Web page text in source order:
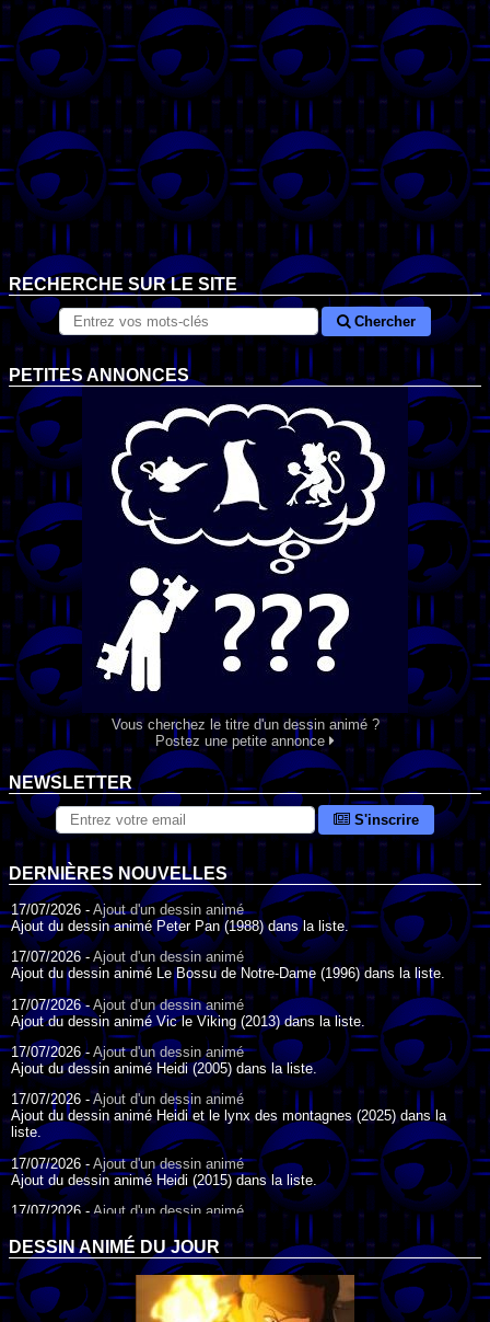
RECHERCHE SUR LE SITE
Chercher
PETITES ANNONCES
Vous cherchez le titre d'un dessin animé ?
Postez une petite annonce
NEWSLETTER
S'inscrire
DERNIÈRES NOUVELLES
17/07/2026 - Ajout d'un dessin animé
Ajout du dessin animé Peter Pan (1988) dans la liste.
17/07/2026 -Ajout d'un dessin animé
Ajout du dessin animé Le Bossu de Notre-Dame (1996) dans la liste.
17/07/2026 -Ajout d'un dessin animé
Ajout du dessin animé Vic le Viking (2013) dans la liste.
17/07/2026 - Ajout d'un dessin animé
Ajout du dessin animé Heidi (2005) dans la liste.
17/07/2026 - Ajout d'un dessin animé
Ajout du dessin animé Heidi et le lynx des montagnes (2025) dans la
liste.
17/07/2026 - Ajout d'un dessin animé
Ajout du dessin animé Heidi (2015) dans la liste.
17/07/2026 -Ajout d'un dessin animé
Ajout du dessin animé Heidi (1995) dans la liste.
09/07/2026 -Ajout d'un dessin animé
Ajout du dessin animé Genki l'Aventurier de la Chance (2006) dans la
liste.
DESSIN ANIMÉ DU JOUR